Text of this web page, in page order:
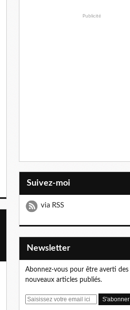
Publicité
Suivez-moi
via RSS
Newsletter
Abonnez-vous pour être averti des
nouveaux articles publiés.
E